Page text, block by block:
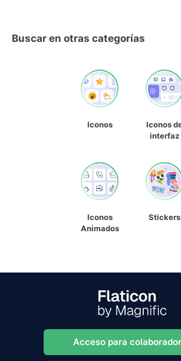
Buscar en otras categorías
Iconos
Iconos
interfaz
Iconos
Animados
Stickers
Acceso para